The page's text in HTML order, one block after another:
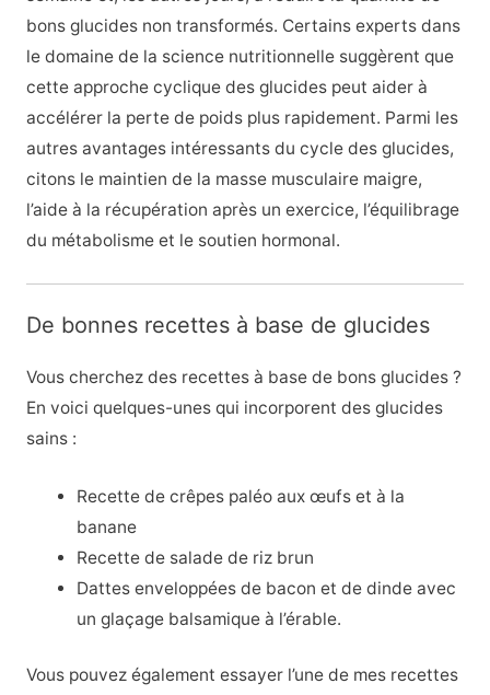
bons glucides non transformés. Certains experts dans
le domaine de la science nutritionnelle suggèrent que
cette approche cyclique des glucides peut aider à
accélérer la perte de poids plus rapidement. Parmi les
autres avantages intéressants du cycle des glucides,
citons le maintien de la masse musculaire maigre,
l’aide à la récupération après un exercice, l’équilibrage
du métabolisme et le soutien hormonal.
De bonnes recettes à base de glucides
Vous cherchez des recettes à base de bons glucides ?
En voici quelques-unes qui incorporent des glucides
sains :
Recette de crêpes paléo aux œufs et à la
banane
Recette de salade de riz brun
Dattes enveloppées de bacon et de dinde avec
un glaçage balsamique à l’érable.
Vous pouvez également essayer l’une de mes recettes